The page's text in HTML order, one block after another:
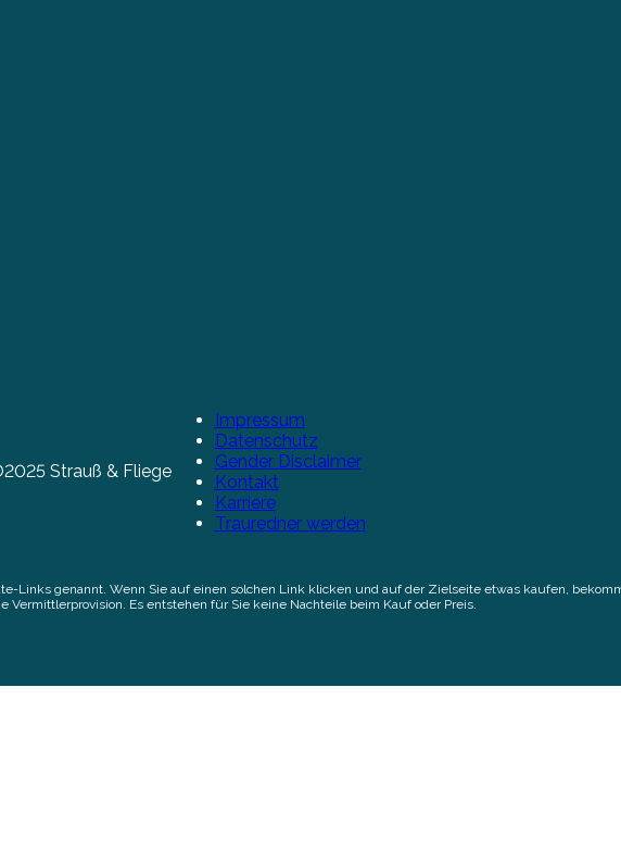
Strauß & Fliege
Impressum
Datenschutz
Gender Disclaimer
Kontakt
Karriere
Trauredner werden
Links genannt. Wenn Sie auf einen solchen Link klicken und auf der Zielseite etwas kaufen,
Vermittlerprovision. Es entstehen für Sie keine Nachteile beim Kauf oder Preis.